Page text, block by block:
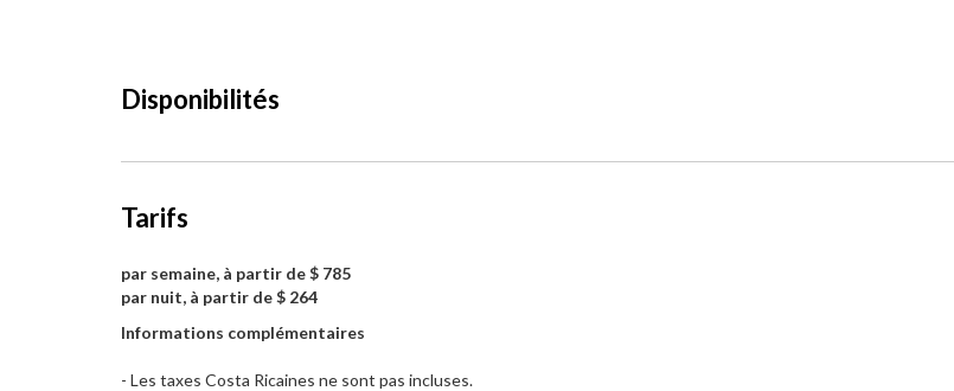
Disponibilités
Tarifs
par semaine, à partir de $ 785
par nuit, à partir de $ 264
Informations complémentaires
- Les taxes Costa Ricaines ne sont pas incluses.